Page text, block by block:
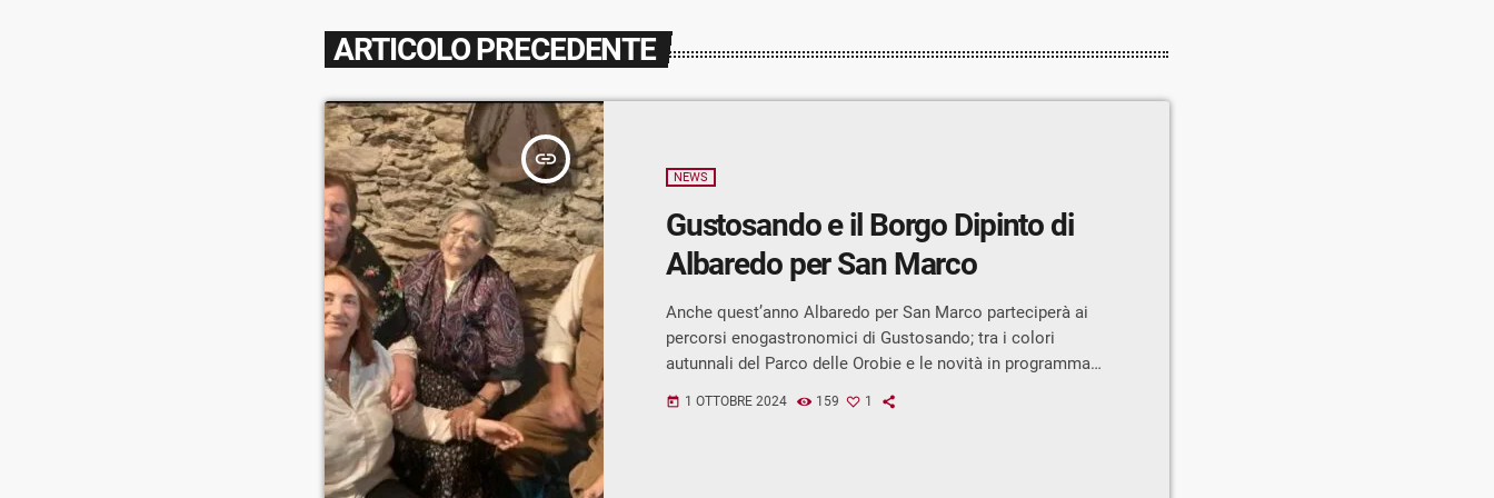
ARTICOLO PRECEDENTE
insert_link
NEWS
Gustosando e il Borgo Dipinto di
Albaredo per San Marco
Anche quest’anno Albaredo per San Marco parteciperà ai
percorsi enogastronomici di Gustosando; tra i colori
autunnali del Parco delle Orobie e le novità in programma
Ravelli delegata all’organizzazione ce ne parla:” Quest’anno
today 1 OTTOBRE 2024 159 1